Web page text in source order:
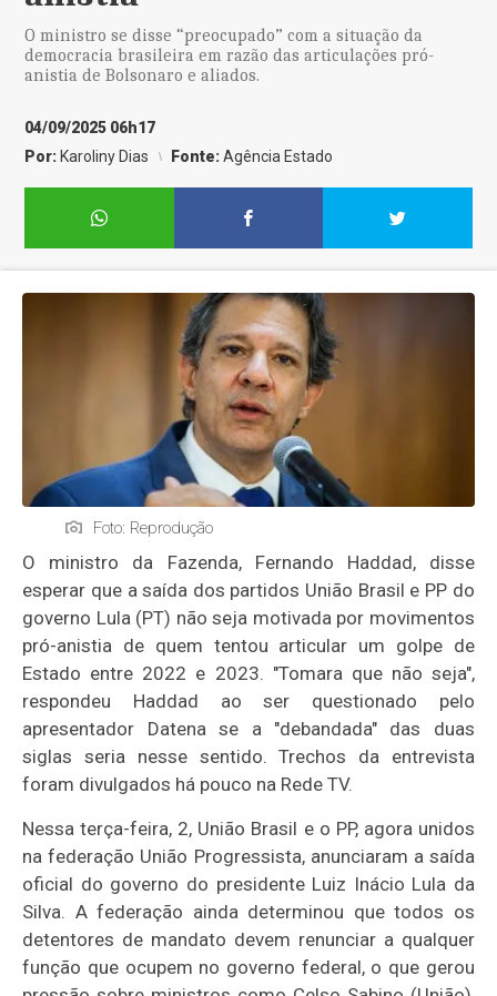
O ministro se disse “preocupado” com a situação da
democracia brasileira em razão das articulações pró-
anistia de Bolsonaro e aliados.
04/09/2025 06h17
Por: Karoliny Dias Fonte:Agência Estado
Foto: Reprodução
O ministro da Fazenda, Fernando Haddad, disse
esperar que a saída dos partidos União Brasil e PP do
governo Lula (PT) não seja motivada por movimentos
pró-anistia de quem tentou articular um golpe de
Estado entre 2022 e 2023. "Tomara que não seja",
respondeu Haddad ao ser questionado pelo
apresentador Datena se a "debandada" das duas
siglas seria nesse sentido. Trechos da entrevista
foram divulgados há pouco na Rede TV.
Nessa terça-feira, 2, União Brasil e o PP, agora unidos
na federação União Progressista, anunciaram a saída
oficial do governo do presidente Luiz Inácio Lula da
Silva. A federação ainda determinou que todos os
detentores de mandato devem renunciar a qualquer
função que ocupem no governo federal, o que gerou